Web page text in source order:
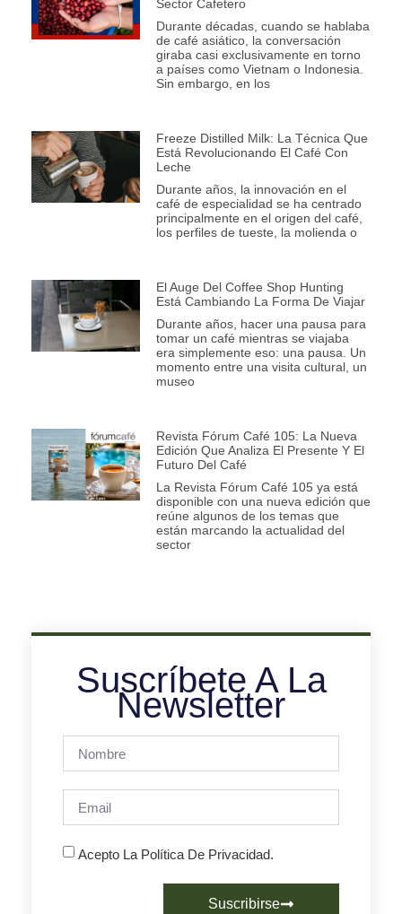
Sector Cafetero
Durante décadas, cuando se hablaba
de café asiático, la conversación
giraba casi exclusivamente en torno
a países como Vietnam o Indonesia.
Sin embargo, en los
Freeze Distilled Milk: La Técnica Que
Está Revolucionando El Café Con
Leche
Durante años, la innovación en el
café de especialidad se ha centrado
principalmente en el origen del café,
los perfiles de tueste, la molienda o
El Auge Del Coffee Shop Hunting
Está Cambiando La Forma De Viajar
Durante años, hacer una pausa para
tomar un café mientras se viajaba
era simplemente eso: una pausa. Un
momento entre una visita cultural, un
museo
Revista Fórum Café 105: La Nueva
Edición Que Analiza El Presente Y El
Futuro Del Café
La Revista Fórum Café 105 ya está
disponible con una nueva edición que
reúne algunos de los temas que
están marcando la actualidad del
sector
Suscríbete A La
Newsletter
Acepto La Política De Privacidad.
Suscribirse